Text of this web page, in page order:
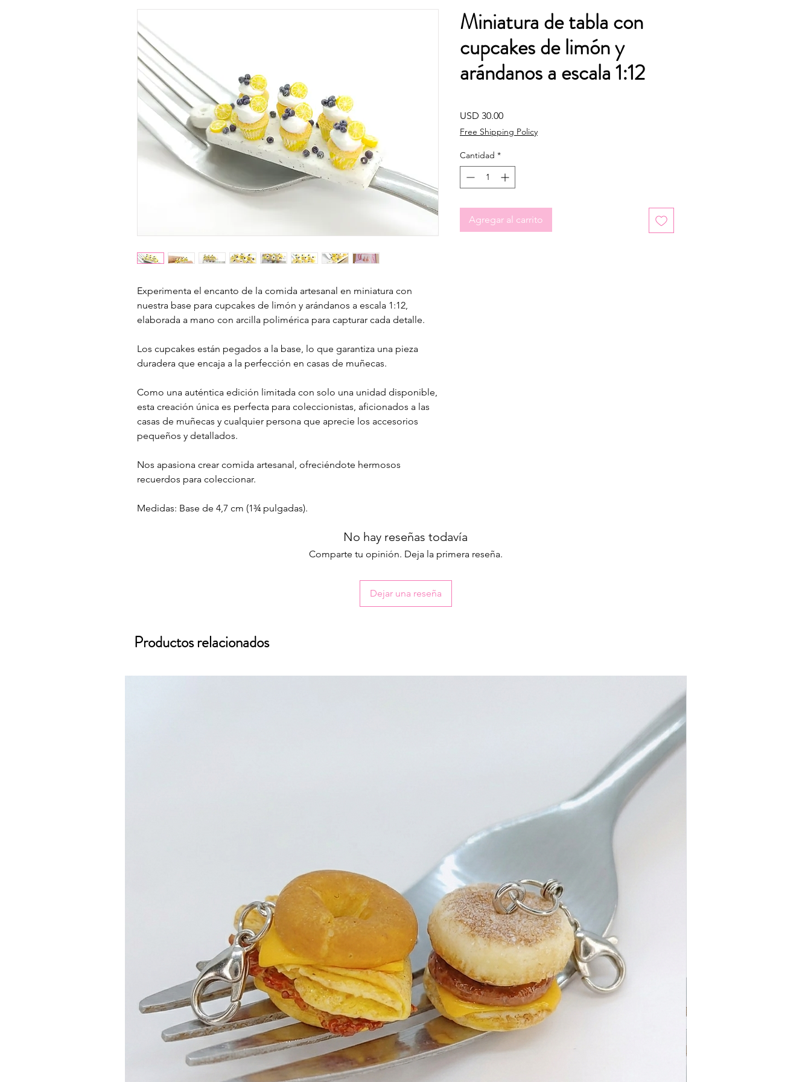
Experimenta el encanto de la comida artesanal en miniatura con
nuestra base para cupcakes de limón y arándanos a escala 1:12,
elaborada a mano con arcilla polimérica para capturar cada detalle.
Los cupcakes están pegados a la base, lo que garantiza una pieza
duradera que encaja a la perfección en casas de muñecas.
Como una auténtica edición limitada con solo una unidad disponible,
esta creación única es perfecta para coleccionistas, aficionados a las
casas de muñecas y cualquier persona que aprecie los accesorios
pequeños y detallados.
Nos apasiona crear comida artesanal, ofreciéndote hermosos
recuerdos para coleccionar.
Medidas: Base de 4,7 cm (1¾ pulgadas).
Miniatura de tabla con
cupcakes de limón y
arándanos a escala 1:12
USD 30.00Precio
Free Shipping Policy
Cantidad *
Agregar al carrito
No hay reseñas todavía
Comparte tu opinión. Deja la primera reseña.
Dejar una reseña
Productos relacionados